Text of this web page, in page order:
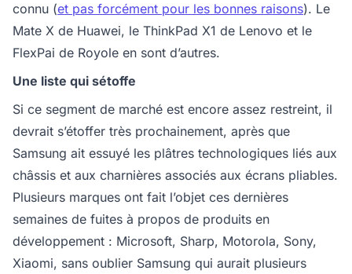
connu (et pas forcément pour les bonnes raisons). Le
Mate X de Huawei, le ThinkPad X1 de Lenovo et le
FlexPai de Royole en sont d’autres.
Une liste qui sétoffe
Si ce segment de marché est encore assez restreint, il
devrait s’étoffer très prochainement, après que
Samsung ait essuyé les plâtres technologiques liés aux
châssis et aux charnières associés aux écrans pliables.
Plusieurs marques ont fait l’objet ces dernières
semaines de fuites à propos de produits en
développement : Microsoft, Sharp, Motorola, Sony,
Xiaomi, sans oublier Samsung qui aurait plusieurs